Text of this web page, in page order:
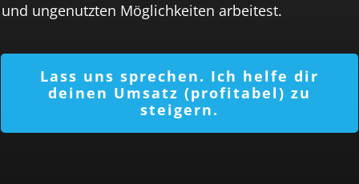
und ungenutzten Möglichkeiten arbeitest.
Lass uns sprechen. Ich helfe dir
deinen Umsatz (profitabel) zu
steigern.